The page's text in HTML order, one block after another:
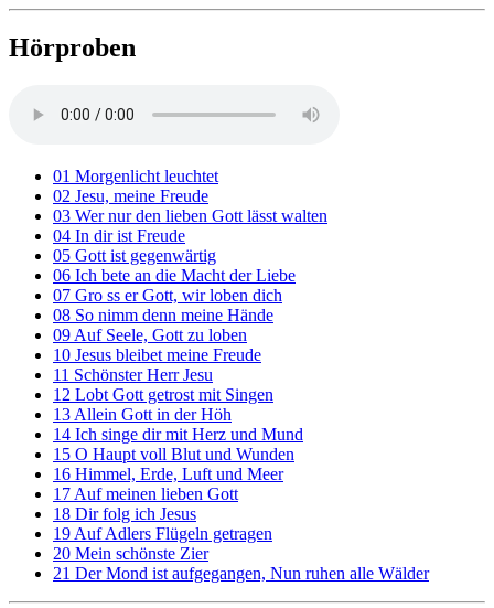
Hörproben
01 Morgenlicht leuchtet
02 Jesu, meine Freude
03 Wer nur den lieben Gott lässt walten
04 In dir ist Freude
05 Gott ist gegenwärtig
06 Ich bete an die Macht der Liebe
07 Gro ss er Gott, wir loben dich
08 So nimm denn meine Hände
09 Auf Seele, Gott zu loben
10 Jesus bleibet meine Freude
11 Schönster Herr Jesu
12 Lobt Gott getrost mit Singen
13 Allein Gott in der Höh
14 Ich singe dir mit Herz und Mund
15 O Haupt voll Blut und Wunden
16 Himmel, Erde, Luft und Meer
17 Auf meinen lieben Gott
18 Dir folg ich Jesus
19 Auf Adlers Flügeln getragen
20 Mein schönste Zier
21 Der Mond ist aufgegangen, Nun ruhen alle Wälder